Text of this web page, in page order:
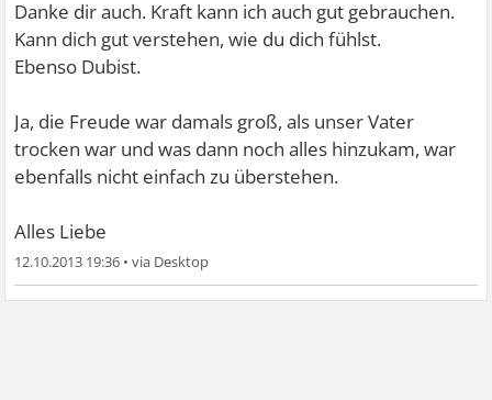
Danke dir auch. Kraft kann ich auch gut gebrauchen.
Kann dich gut verstehen, wie du dich fühlst.
Ebenso Dubist.
Ja, die Freude war damals groß, als unser Vater
trocken war und was dann noch alles hinzukam, war
ebenfalls nicht einfach zu überstehen.
Alles Liebe
12.10.2013 19:36 •